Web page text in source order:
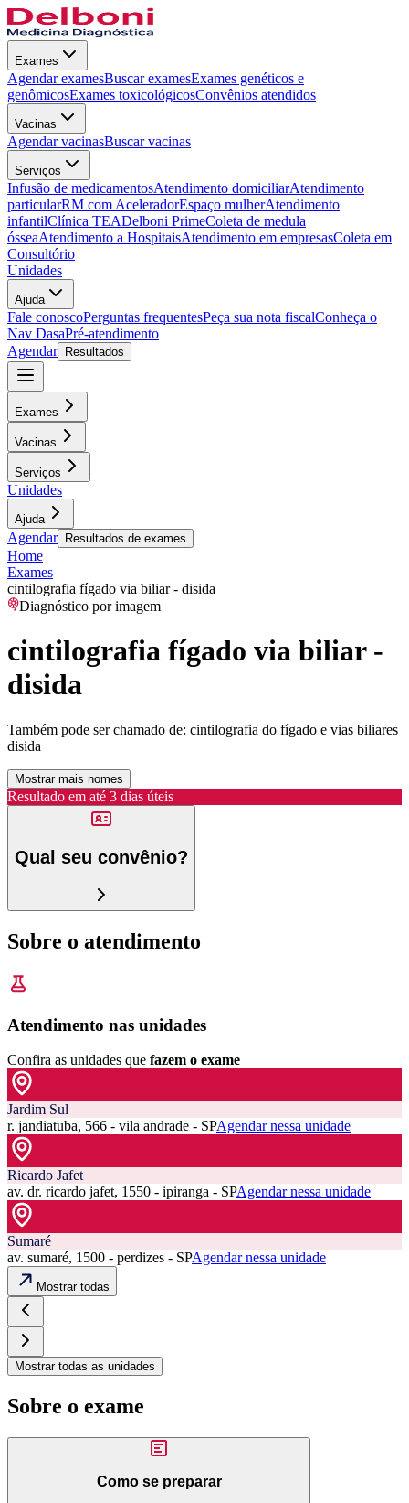
Exames
Agendar examesBuscar examesExames genéticos e
genômicosExames toxicológicosConvênios atendidos
Vacinas
Agendar vacinasBuscar vacinas
Serviços
Infusão de medicamentosAtendimento domiciliarAtendimento
particularRM com AceleradorEspaço mulherAtendimento
infantilClínica TEADelboni PrimeColeta de medula
ósseaAtendimento a HospitaisAtendimento em empresasColeta em
Consultório
Unidades
Ajuda
Fale conoscoPerguntas frequentesPeça sua nota fiscalConheça o
Nav DasaPré-atendimento
Agendar
Resultados
Exames
Vacinas
Serviços
Unidades
Ajuda
Agendar Resultados de exames
Home
Exames
cintilografia fígado via biliar - disida
Diagnóstico por imagem
cintilografia fígado via biliar -
disida
Também pode ser chamado de: cintilografia do fígado e vias biliares
disida
Mostrar mais nomes
Resultado em até 3 dias úteis
Qual seu convênio?
Sobre o atendimento
Atendimento nas unidades
Confira as unidades que fazem o exame
Jardim Sul
r. jandiatuba, 566 - vila andrade - SPAgendar nessa unidade
Ricardo Jafet
av. dr. ricardo jafet, 1550 - ipiranga - SPAgendar nessa unidade
Sumaré
av. sumaré, 1500 - perdizes - SPAgendar nessa unidade
Mostrar todas
Mostrar todas as unidades
Sobre o exame
Como se preparar